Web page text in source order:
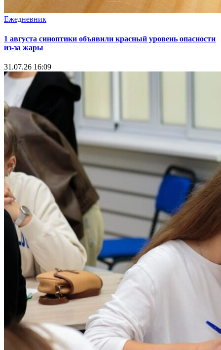
Ежедневник
1 августа синоптики объявили красный уровень опасности
из-за жары
31.07.26 16:09